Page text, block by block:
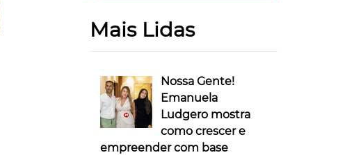
Mais Lidas
Nossa Gente!
Emanuela
Ludgero mostra
como crescer e
empreender com base